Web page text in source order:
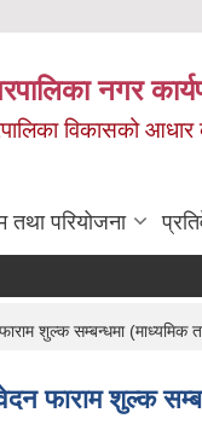
नगर
विकासको आधार
तथा परियोजना
शुल्क सम्बन्धमा (माध्यमिक
फाराम शुल्क